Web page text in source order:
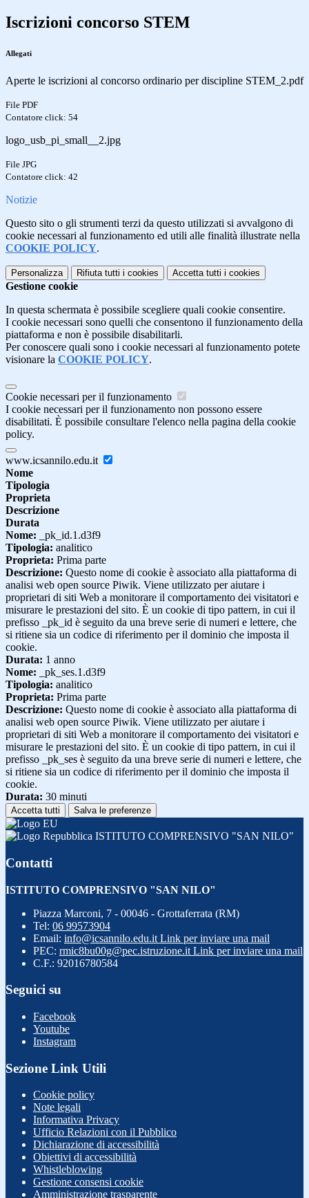
Iscrizioni concorso STEM
Allegati
Aperte le iscrizioni al concorso ordinario per discipline STEM_2.pdf
File PDF
Contatore click: 54
logo_usb_pi_small__2.jpg
File JPG
Contatore click: 42
Notizie
Questo sito o gli strumenti terzi da questo utilizzati si avvalgono di
cookie necessari al funzionamento ed utili alle finalità illustrate nella
COOKIE POLICY.
Personalizza Rifiuta tutti i cookies Accetta tutti i cookies
Gestione cookie
In questa schermata è possibile scegliere quali cookie consentire.
I cookie necessari sono quelli che consentono il funzionamento della
piattaforma e non è possibile disabilitarli.
Per conoscere quali sono i cookie necessari al funzionamento potete
visionare la COOKIE POLICY.
Cookie necessari per il funzionamento
I cookie necessari per il funzionamento non possono essere
disabilitati. È possibile consultare l'elenco nella pagina della cookie
policy.
www.icsannilo.edu.it
Nome
Tipologia
Proprieta
Descrizione
Durata
Nome: _pk_id.1.d3f9
Tipologia: analitico
Proprieta: Prima parte
Descrizione: Questo nome di cookie è associato alla piattaforma di
analisi web open source Piwik. Viene utilizzato per aiutare i
proprietari di siti Web a monitorare il comportamento dei visitatori e
misurare le prestazioni del sito. È un cookie di tipo pattern, in cui il
prefisso _pk_id è seguito da una breve serie di numeri e lettere, che
si ritiene sia un codice di riferimento per il dominio che imposta il
cookie.
Durata: 1 anno
Nome: _pk_ses.1.d3f9
Tipologia: analitico
Proprieta: Prima parte
Descrizione: Questo nome di cookie è associato alla piattaforma di
analisi web open source Piwik. Viene utilizzato per aiutare i
proprietari di siti Web a monitorare il comportamento dei visitatori e
misurare le prestazioni del sito. È un cookie di tipo pattern, in cui il
prefisso _pk_ses è seguito da una breve serie di numeri e lettere, che
si ritiene sia un codice di riferimento per il dominio che imposta il
cookie.
Durata: 30 minuti
Accetta tutti Salva le preferenze
ISTITUTO COMPRENSIVO "SAN NILO"
Contatti
ISTITUTO COMPRENSIVO "SAN NILO"
Piazza Marconi, 7 - 00046 - Grottaferrata (RM)
Tel: 06 99573904
Email: info@icsannilo.edu.it Link per inviare una mail
PEC: rmic8bu00g@pec.istruzione.it Link per inviare una mail
C.F.: 92016780584
Seguici su
Facebook
Youtube
Instagram
Sezione Link Utili
Cookie policy
Note legali
Informativa Privacy
Ufficio Relazioni con il Pubblico
Dichiarazione di accessibilità
Obiettivi di accessibilità
Whistleblowing
Gestione consensi cookie
Amministrazione trasparente